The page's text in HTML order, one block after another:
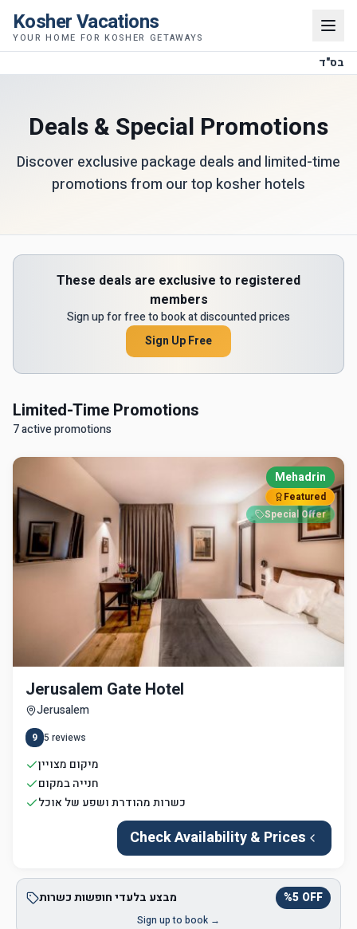
Kosher Vacations
YOUR HOME FOR KOSHER GETAWAYS
בס"ד
Deals & Special Promotions
Discover exclusive package deals and limited-time
promotions from our top kosher hotels
These deals are exclusive to registered
members
Sign up for free to book at discounted prices
Sign Up Free
Limited-Time Promotions
7 active promotions
Mehadrin
Featured
Special Offer
Jerusalem Gate Hotel
Jerusalem
9 5 reviews
מיקום מצויין
חנייה במקום
כשרות מהודרת ושפע של אוכל
Check Availability & Prices
מבצע בלעדי חופשות כשרות %5 OFF
Sign up to book →